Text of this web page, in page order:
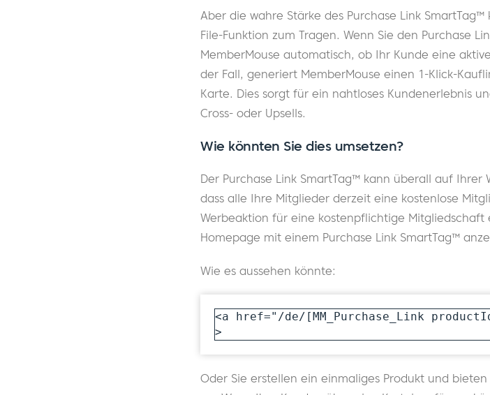
Aber die wahre Stärke des Purchase Link
File-Funktion zum Tragen. Wenn Sie den Purchase
MemberMouse automatisch, ob Ihr Kunde eine
der Fall, generiert MemberMouse einen 1-Klick-
Karte. Dies sorgt für ein nahtloses Kundenerlebnis
Cross- oder Upsells.
Wie könnten Sie dies umsetzen?
Der Purchase Link SmartTag™ kann überall auf
dass alle Ihre Mitglieder derzeit eine kostenlose
Werbeaktion für eine kostenpflichtige
Homepage mit einem Purchase Link SmartTag™
Wie es aussehen könnte:
<a href="/de/[MM_Purchase_Link
>
Oder Sie erstellen ein einmaliges Produkt und